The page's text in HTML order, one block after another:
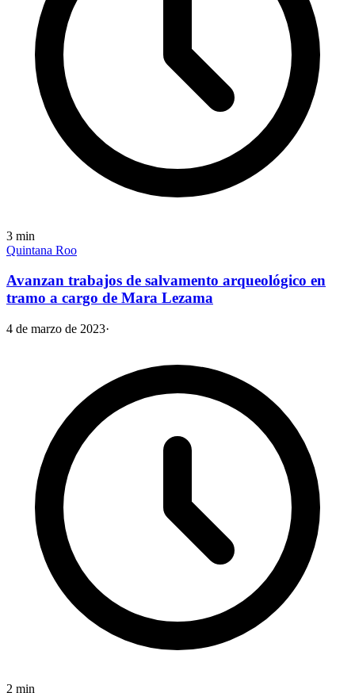
3 min
Quintana Roo
Avanzan trabajos de salvamento arqueológico en
tramo a cargo de Mara Lezama
4 de marzo de 2023·
2 min